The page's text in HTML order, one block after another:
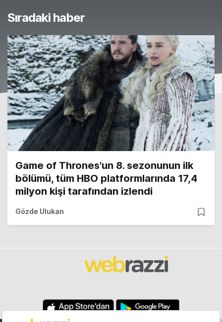
Sıradaki haber
Game of Thrones'un 8. sezonunun ilk
bölümü, tüm HBO platformlarında 17,4
milyon kişi tarafından izlendi
Gözde Ulukan